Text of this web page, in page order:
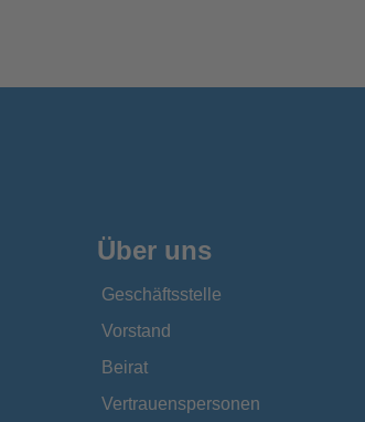
Über uns
Geschäftsstelle
Vorstand
Beirat
Vertrauenspersonen